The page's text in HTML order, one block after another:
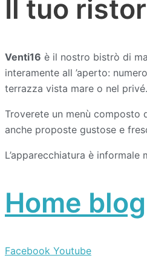
Il tuo
Venti16 è il nostro bistrò di
interamente all ’aperto:
terrazza vista mare o nel privé.
Troverete un menù composto
anche proposte gustose e
L’apparecchiatura è
Home blog
Facebook Youtube